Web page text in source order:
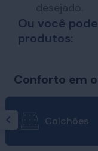
desejado.
Ou você
produtos:
Conforto em
Colchões